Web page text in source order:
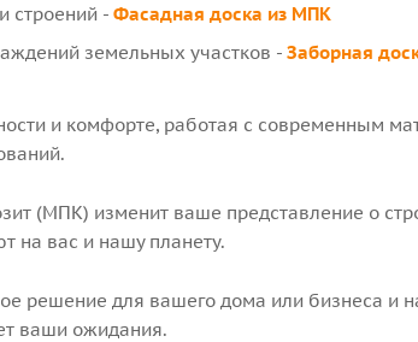
строений - Фасадная доска из МПК
земельных участков - Заборная
и комфорте, работая с современным
(МПК) изменит ваше представление о
на вас и нашу планету.
решение для вашего дома или бизнеса и
ваши ожидания.